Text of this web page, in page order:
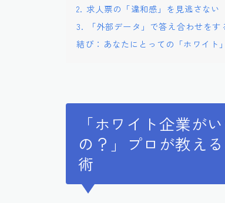
2. 求人票の「違和感」を見逃さない
3. 「外部データ」で答え合わせをす
結び：あなたにとっての「ホワイト
「ホワイト企業が
の？」プロが教え
術